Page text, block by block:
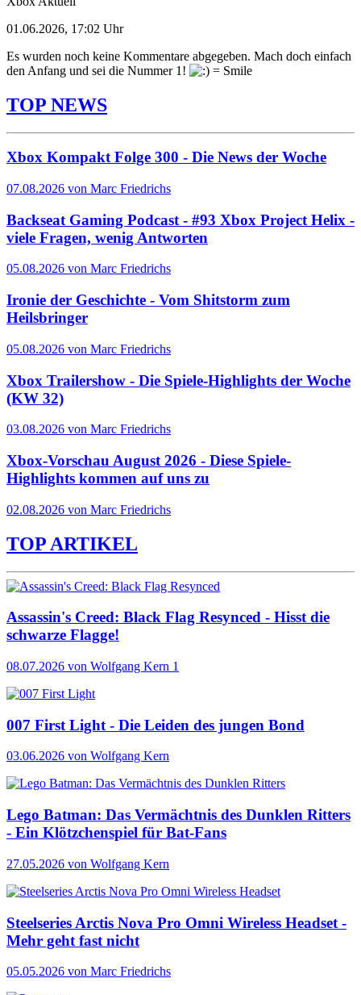
01.06.2026, 17:02 Uhr
Es wurden noch keine Kommentare abgegeben. Mach doch einfach
den Anfang und sei die Nummer 1!
TOP NEWS
Xbox Kompakt Folge 300 - Die News der Woche
07.08.2026 von Marc Friedrichs
Backseat Gaming Podcast - #93 Xbox Project Helix -
viele Fragen, wenig Antworten
05.08.2026 von Marc Friedrichs
Ironie der Geschichte - Vom Shitstorm zum
Heilsbringer
05.08.2026 von Marc Friedrichs
Xbox Trailershow - Die Spiele-Highlights der Woche
(KW 32)
03.08.2026 von Marc Friedrichs
Xbox-Vorschau August 2026 - Diese Spiele-
Highlights kommen auf uns zu
02.08.2026 von Marc Friedrichs
TOP ARTIKEL
Assassin's Creed: Black Flag Resynced - Hisst die
schwarze Flagge!
08.07.2026 von Wolfgang Kern 1
007 First Light - Die Leiden des jungen Bond
03.06.2026 von Wolfgang Kern
Lego Batman: Das Vermächtnis des Dunklen Ritters
- Ein Klötzchenspiel für Bat-Fans
27.05.2026 von Wolfgang Kern
Steelseries Arctis Nova Pro Omni Wireless Headset -
Mehr geht fast nicht
05.05.2026 von Marc Friedrichs